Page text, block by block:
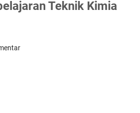
Teknik Kimia